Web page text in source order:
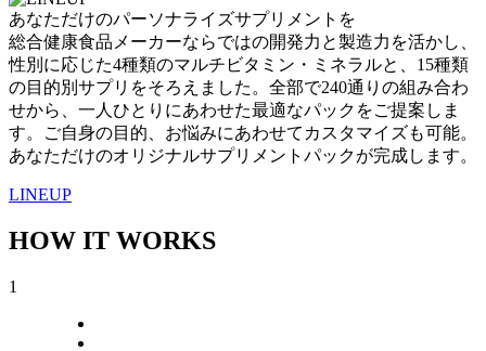
あなただけのパーソナライズサプリメントを
総合健康食品メーカーならではの開発力と製造力を活かし、
性別に応じた4種類のマルチビタミン・ミネラルと、15種類
の目的別サプリをそろえました。全部で240通りの組み合わ
せから、一人ひとりにあわせた最適なパックをご提案しま
す。ご自身の目的、お悩みにあわせてカスタマイズも可能。
あなただけのオリジナルサプリメントパックが完成します。
LINEUP
HOW IT WORKS
1